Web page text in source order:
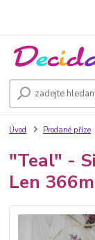
Úvod Prodané příze
"Teal" -
Len 366m